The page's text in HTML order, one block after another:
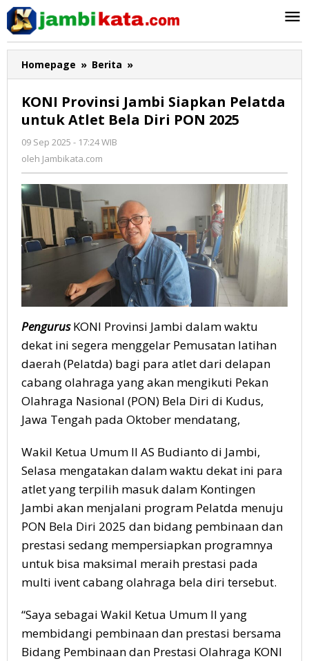
Lewati
konten
Homepage » Berita »
Provinsi
Jambi
Siapkan
Pelatda
2025
KONI Provinsi Jambi Siapkan Pelatda
untuk Atlet Bela Diri PON 2025
09 Sep 2025 - 17:24 WIB
oleh Jambikata.com
PengurusKONI Provinsi Jambi dalam waktu
dekat ini segera menggelar Pemusatan latihan
daerah (Pelatda) bagi para atlet dari delapan
cabang olahraga yang akan mengikuti Pekan
Olahraga Nasional (PON) Bela Diri di Kudus,
Jawa Tengah pada Oktober mendatang,
Wakil Ketua Umum II AS Budianto di Jambi,
Selasa mengatakan dalam waktu dekat ini para
atlet yang terpilih masuk dalam Kontingen
Jambi akan menjalani program Pelatda menuju
PON Bela Diri 2025 dan bidang pembinaan dan
prestasi sedang mempersiapkan programnya
untuk bisa maksimal meraih prestasi pada
multi ivent cabang olahraga bela diri tersebut.
“Saya sebagai Wakil Ketua Umum II yang
membidangi pembinaan dan prestasi bersama
Bidang Pembinaan dan Prestasi Olahraga KONI